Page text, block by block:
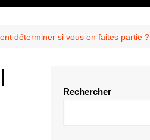
déterminer si vous en faites partie ?
Rechercher